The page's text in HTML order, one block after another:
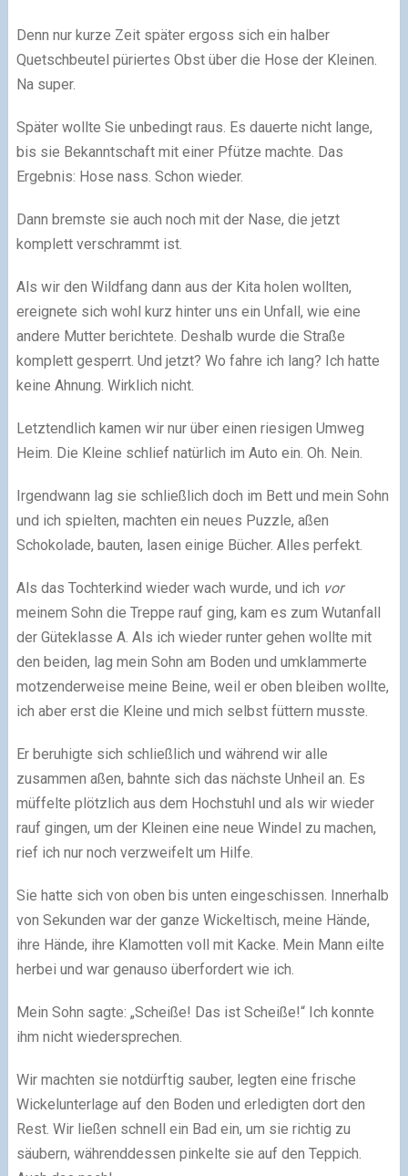
Denn nur kurze Zeit später ergoss sich ein halber
Quetschbeutel püriertes Obst über die Hose der Kleinen.
Na super.
Später wollte Sie unbedingt raus. Es dauerte nicht lange,
bis sie Bekanntschaft mit einer Pfütze machte. Das
Ergebnis: Hose nass. Schon wieder.
Dann bremste sie auch noch mit der Nase, die jetzt
komplett verschrammt ist.
Als wir den Wildfang dann aus der Kita holen wollten,
ereignete sich wohl kurz hinter uns ein Unfall, wie eine
andere Mutter berichtete. Deshalb wurde die Straße
komplett gesperrt. Und jetzt? Wo fahre ich lang? Ich hatte
keine Ahnung. Wirklich nicht.
Letztendlich kamen wir nur über einen riesigen Umweg
Heim. Die Kleine schlief natürlich im Auto ein. Oh. Nein.
Irgendwann lag sie schließlich doch im Bett und mein Sohn
und ich spielten, machten ein neues Puzzle, aßen
Schokolade, bauten, lasen einige Bücher. Alles perfekt.
Als das Tochterkind wieder wach wurde, und ich vor
meinem Sohn die Treppe rauf ging, kam es zum Wutanfall
der Güteklasse A. Als ich wieder runter gehen wollte mit
den beiden, lag mein Sohn am Boden und umklammerte
motzenderweise meine Beine, weil er oben bleiben wollte,
ich aber erst die Kleine und mich selbst füttern musste.
Er beruhigte sich schließlich und während wir alle
zusammen aßen, bahnte sich das nächste Unheil an. Es
müffelte plötzlich aus dem Hochstuhl und als wir wieder
rauf gingen, um der Kleinen eine neue Windel zu machen,
rief ich nur noch verzweifelt um Hilfe.
Sie hatte sich von oben bis unten eingeschissen. Innerhalb
von Sekunden war der ganze Wickeltisch, meine Hände,
ihre Hände, ihre Klamotten voll mit Kacke. Mein Mann eilte
herbei und war genauso überfordert wie ich.
Mein Sohn sagte: „Scheiße! Das ist Scheiße!“ Ich konnte
ihm nicht wiedersprechen.
Wir machten sie notdürftig sauber, legten eine frische
Wickelunterlage auf den Boden und erledigten dort den
Rest. Wir ließen schnell ein Bad ein, um sie richtig zu
säubern, währenddessen pinkelte sie auf den Teppich.